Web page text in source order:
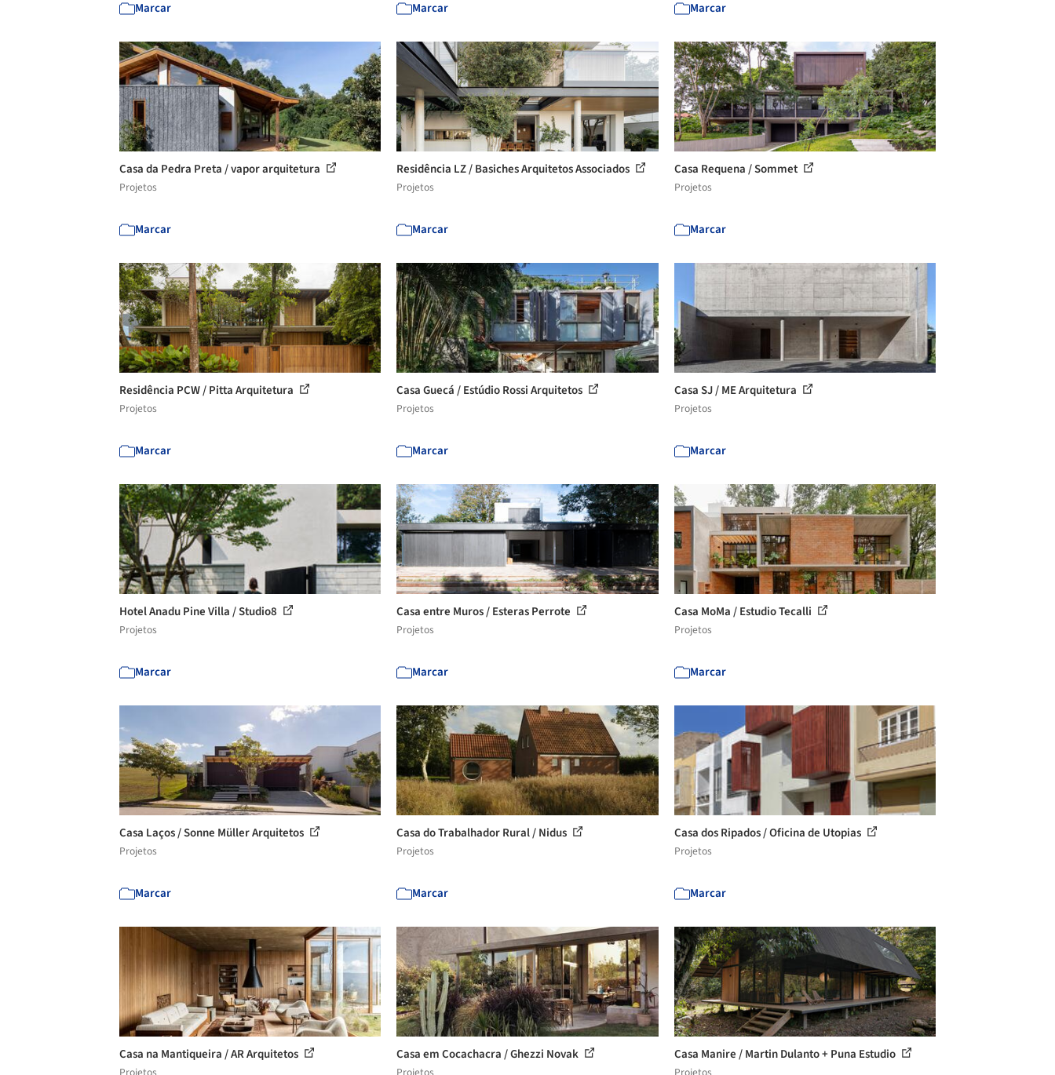
Marcar Marcar Marcar
Casa da Pedra Preta / vapor arquitetura
Projetos
Marcar
Residência LZ / Basiches Arquitetos Associados
Projetos
Marcar
Casa Requena / Sommet
Projetos
Marcar
Residência PCW / Pitta Arquitetura
Projetos
Marcar
Casa Guecá / Estúdio Rossi Arquitetos
Projetos
Marcar
Casa SJ / ME Arquitetura
Projetos
Marcar
Hotel Anadu Pine Villa / Studio8
Projetos
Marcar
Casa entre Muros / Esteras Perrote
Projetos
Marcar
Casa MoMa / Estudio Tecalli
Projetos
Marcar
Casa Laços / Sonne Müller Arquitetos
Projetos
Marcar
Casa do Trabalhador Rural / Nidus
Projetos
Marcar
Casa dos Ripados / Oficina de Utopias
Projetos
Marcar
Casa na Mantiqueira / AR Arquitetos Casa em Cocachacra / Ghezzi Novak Casa Manire / Martin Dulanto + Puna Estudio